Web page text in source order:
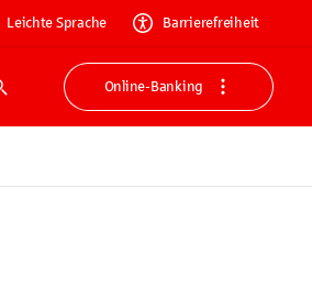
Leichte Sprache Barrierefreiheit
Suche
Online-Banking